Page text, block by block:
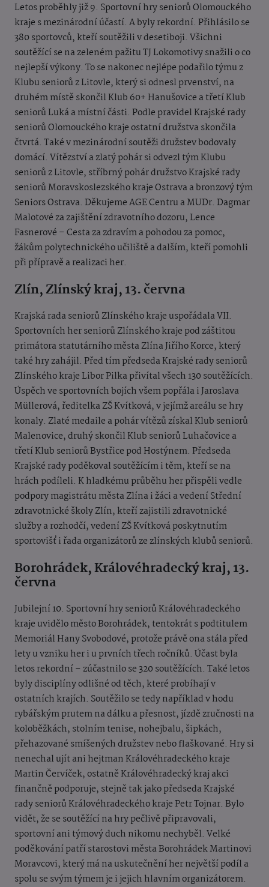
Letos proběhly již 9. Sportovní hry seniorů Olomouckého
kraje s mezinárodní účastí. A byly rekordní. Přihlásilo se
380 sportovců, kteří soutěžili v desetiboji. Všichni
soutěžící se na zeleném pažitu TJ Lokomotivy snažili o co
nejlepší výkony. To se nakonec nejlépe podařilo týmu z
Klubu seniorů z Litovle, který si odnesl prvenství, na
druhém místě skončil Klub 60+ Hanušovice a třetí Klub
seniorů Luká a místní části. Podle pravidel Krajské rady
seniorů Olomouckého kraje ostatní družstva skončila
čtvrtá. Také v mezinárodní soutěži družstev bodovaly
domácí. Vítězství a zlatý pohár si odvezl tým Klubu
seniorů z Litovle, stříbrný pohár družstvo Krajské rady
seniorů Moravskoslezského kraje Ostrava a bronzový tým
Seniors Ostrava. Děkujeme AGE Centru a MUDr. Dagmar
Malotové za zajištění zdravotního dozoru, Lence
Fasnerové – Cesta za zdravím a pohodou za pomoc,
žákům polytechnického učiliště a dalším, kteří pomohli
při přípravě a realizaci her.
Zlín, Zlínský kraj, 13. června
Krajská rada seniorů Zlínského kraje uspořádala VII.
Sportovních her seniorů Zlínského kraje pod záštitou
primátora statutárního města Zlína Jiřího Korce, který
také hry zahájil. Před tím předseda Krajské rady seniorů
Zlínského kraje Libor Pilka přivítal všech 130 soutěžících.
Úspěch ve sportovních bojích všem popřála i Jaroslava
Müllerová, ředitelka ZŠ Kvítková, v jejímž areálu se hry
konaly. Zlaté medaile a pohár vítězů získal Klub seniorů
Malenovice, druhý skončil Klub seniorů Luhačovice a
třetí Klub seniorů Bystřice pod Hostýnem. Předseda
Krajské rady poděkoval soutěžícím i těm, kteří se na
hrách podíleli. K hladkému průběhu her přispěli vedle
podpory magistrátu města Zlína i žáci a vedení Střední
zdravotnické školy Zlín, kteří zajistili zdravotnické
služby a rozhodčí, vedení ZŠ Kvítková poskytnutím
sportovišť i řada organizátorů ze zlínských klubů seniorů.
Borohrádek, Královéhradecký kraj, 13.
června
Jubilejní 10. Sportovní hry seniorů Královéhradeckého
kraje uvidělo město Borohrádek, tentokrát s podtitulem
Memoriál Hany Svobodové, protože právě ona stála před
lety u vzniku her i u prvních třech ročníků. Účast byla
letos rekordní – zúčastnilo se 320 soutěžících. Také letos
byly disciplíny odlišné od těch, které probíhají v
ostatních krajích. Soutěžilo se tedy například v hodu
rybářským prutem na dálku a přesnost, jízdě zručnosti na
koloběžkách, stolním tenise, nohejbalu, šipkách,
přehazované smíšených družstev nebo flaškované. Hry si
nenechal ujít ani hejtman Královéhradeckého kraje
Martin Červíček, ostatně Královéhradecký kraj akci
finančně podporuje, stejně tak jako předseda Krajské
rady seniorů Královéhradeckého kraje Petr Tojnar. Bylo
vidět, že se soutěžící na hry pečlivě připravovali,
sportovní ani týmový duch nikomu nechyběl. Velké
poděkování patří starostovi města Borohrádek Martinovi
Moravcovi, který má na uskutečnění her největší podíl a
spolu se svým týmem je i jejich hlavním organizátorem.